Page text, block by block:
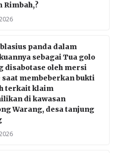
Rimbah,?
panda dalam
sebagai Tua golo
disabotase oleh mersi
saat membeberkan bukti
terkait klaim
di kawasan
Warang, desa tanjung